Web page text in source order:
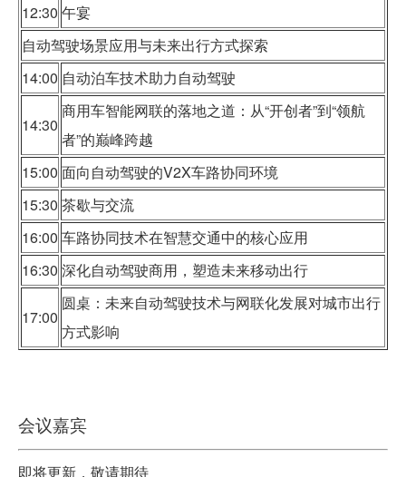
12:30 午宴
自动驾驶场景应用与未来出行方式探索
14:00 自动泊车技术助力自动驾驶
14:30
商用车智能网联的落地之道：从“开创者”到“领航
者”的巅峰跨越
15:00 面向自动驾驶的V2X车路协同环境
15:30 茶歇与交流
16:00 车路协同技术在智慧交通中的核心应用
16:30 深化自动驾驶商用，塑造未来移动出行
17:00
圆桌：未来自动驾驶技术与网联化发展对城市出行
方式影响
会议嘉宾
即将更新，敬请期待